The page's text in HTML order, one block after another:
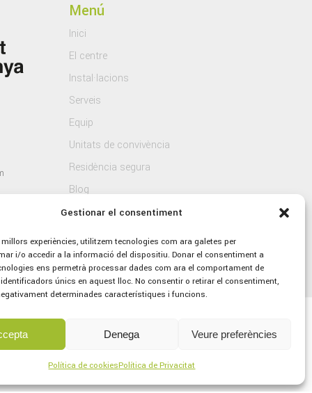
Gestionar el consentiment
millors experiències, utilitzem tecnologies com ara galetes per
i/o accedir a la informació del dispositiu. Donar el consentiment a
ens permetrà processar dades com ara el comportament de
únics en aquest lloc. No consentir o retirar el consentiment,
determinades característiques i funcions.
Denega Veure preferències
Política de cookiesPolítica de Privacitat
Menú
Inici
El centre
Instal·lacions
Serveis
Equip
Unitats de convivència
Residència segura
Blog
Contacte